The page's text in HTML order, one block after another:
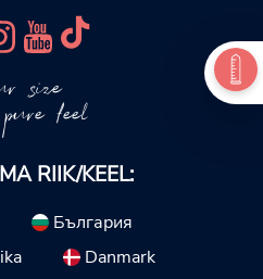
size
pure feel
RIIK/KEEL:
България
Danmark